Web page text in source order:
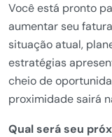
Você está pronto
aumentar seu
situação atual,
estratégias
cheio de
proximidade sairá
Qual será seu